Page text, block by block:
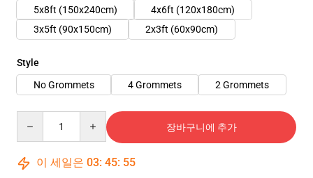
5x8ft (150x240cm)
4x6ft (120x180cm)
3x5ft (90x150cm)
2x3ft (60x90cm)
Style
No Grommets
4 Grommets 2 Grommets
장바구니에 추가
이 세일은 03: 45: 54